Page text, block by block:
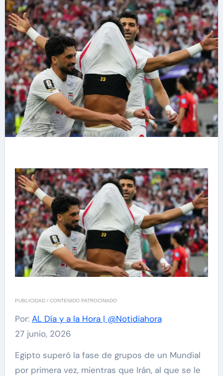
PUBLICIDAD / CONTENIDO PATROCINADO
Por: AL Día y a la Hora | @Notidiahora
27 junio, 2026
Egipto superó la fase de grupos de un Mundial
por primera vez, mientras que Irán, al que se le